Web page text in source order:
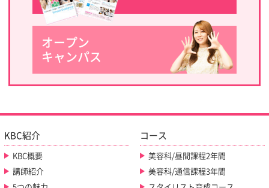
オープン
キャンパス
KBC紹介
KBC概要
講師紹介
コース
美容科/昼間課程2年間
美容科/通信課程3年間